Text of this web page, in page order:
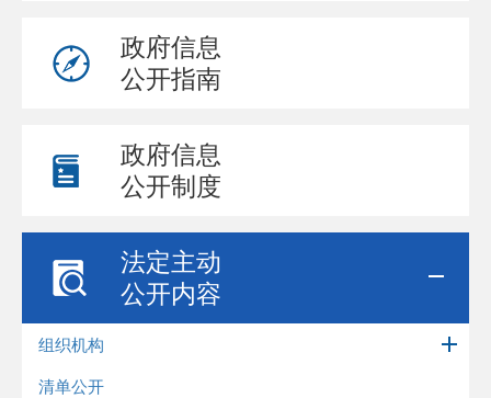
政府信息
公开指南
政府信息
公开制度
法定主动
公开内容
组织机构
清单公开